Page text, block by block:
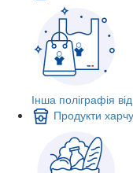
Інша поліграфія
Продукти